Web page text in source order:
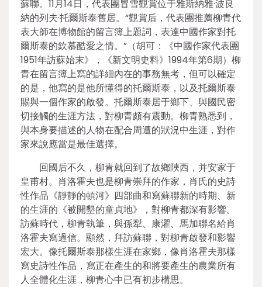
蘇聯。11月14日，代表團冒雪觀賞位于雅斯納雅·波良
納的列夫·托爾斯泰舊居。“觀賞后，代表團推薦柳青代
表大師在博物館的留言簿上題詞，表達中國作家對托
爾斯泰的欽慕酷愛之情。”（胡可：《中國作家代表團
1951年訪蘇始末》，《新文明史料》1994年第6期）柳
青在留言簿上寫的詳細內在的事務無考，但可以確定
的是，他寫的是他所懂得的托爾斯泰，以及托爾斯泰
賜與一個作家的啟發。托爾斯泰居于鄉下、與國民密
切接觸的生涯方法，對柳青頗有震動。柳青熟悉到，
與本身要描述的人物在配合周遭的狀況中生涯，對作
家來說應當是最佳選擇。
回國后不久，柳青就回到了故鄉陜西，并安家于
皇甫村。肖洛霍夫也是柳青崇拜的作家，肖氏的史詩
性作品《靜靜的頓河》四部曲和寫蘇聯新的時期、新
的生涯的《被開墾的童貞地》，對柳青都深有影響。
訪蘇時代，柳青執筆，與孫犁、康濯、馬加聯名給肖
洛霍夫寫過信。顯然，拜訪蘇聯，對柳青啟發和影響
宏大。像托爾斯泰那樣生涯在家鄉，像肖洛霍夫那樣
寫史詩性作品，寫正在產生的和將要產生的農業所有
人全體化生涯，柳青心中已有初步構思。